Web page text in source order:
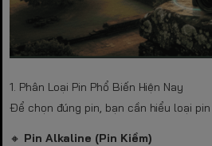
1. Phân Loại Pin Phổ Biến Hiện Nay
Để chọn đúng pin, bạn cần hiểu loại
🔸 Pin Alkaline (Pin Kiềm)